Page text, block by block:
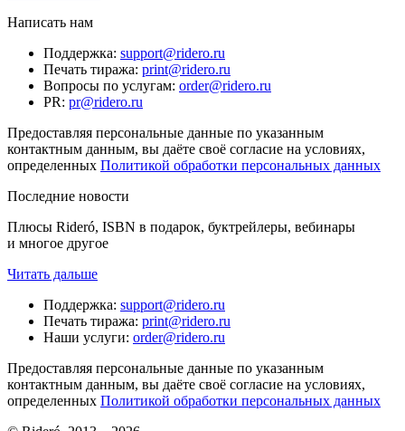
Написать нам
Поддержка: support@ridero.ru
Печать тиража: print@ridero.ru
Вопросы по услугам: order@ridero.ru
PR: pr@ridero.ru
Предоставляя персональные данные по указанным
контактным данным, вы даёте своё согласие на условиях,
определенных Политикой обработки персональных данных
Последние новости
Плюсы Rideró, ISBN в подарок, буктрейлеры, вебинары
и многое другое
Читать дальше
Поддержка: support@ridero.ru
Печать тиража: print@ridero.ru
Наши услуги: order@ridero.ru
Предоставляя персональные данные по указанным
контактным данным, вы даёте своё согласие на условиях,
определенных Политикой обработки персональных данных